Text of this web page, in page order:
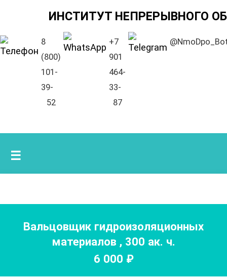
ИНСТИТУТ НЕПРЕРЫВНОГО
8
(800)
101-
39-
52
+7
901
464-
33-
87
☰
Вальцовщик гидроизоляционных
материалов , 300 ак. ч.
6 000 ₽